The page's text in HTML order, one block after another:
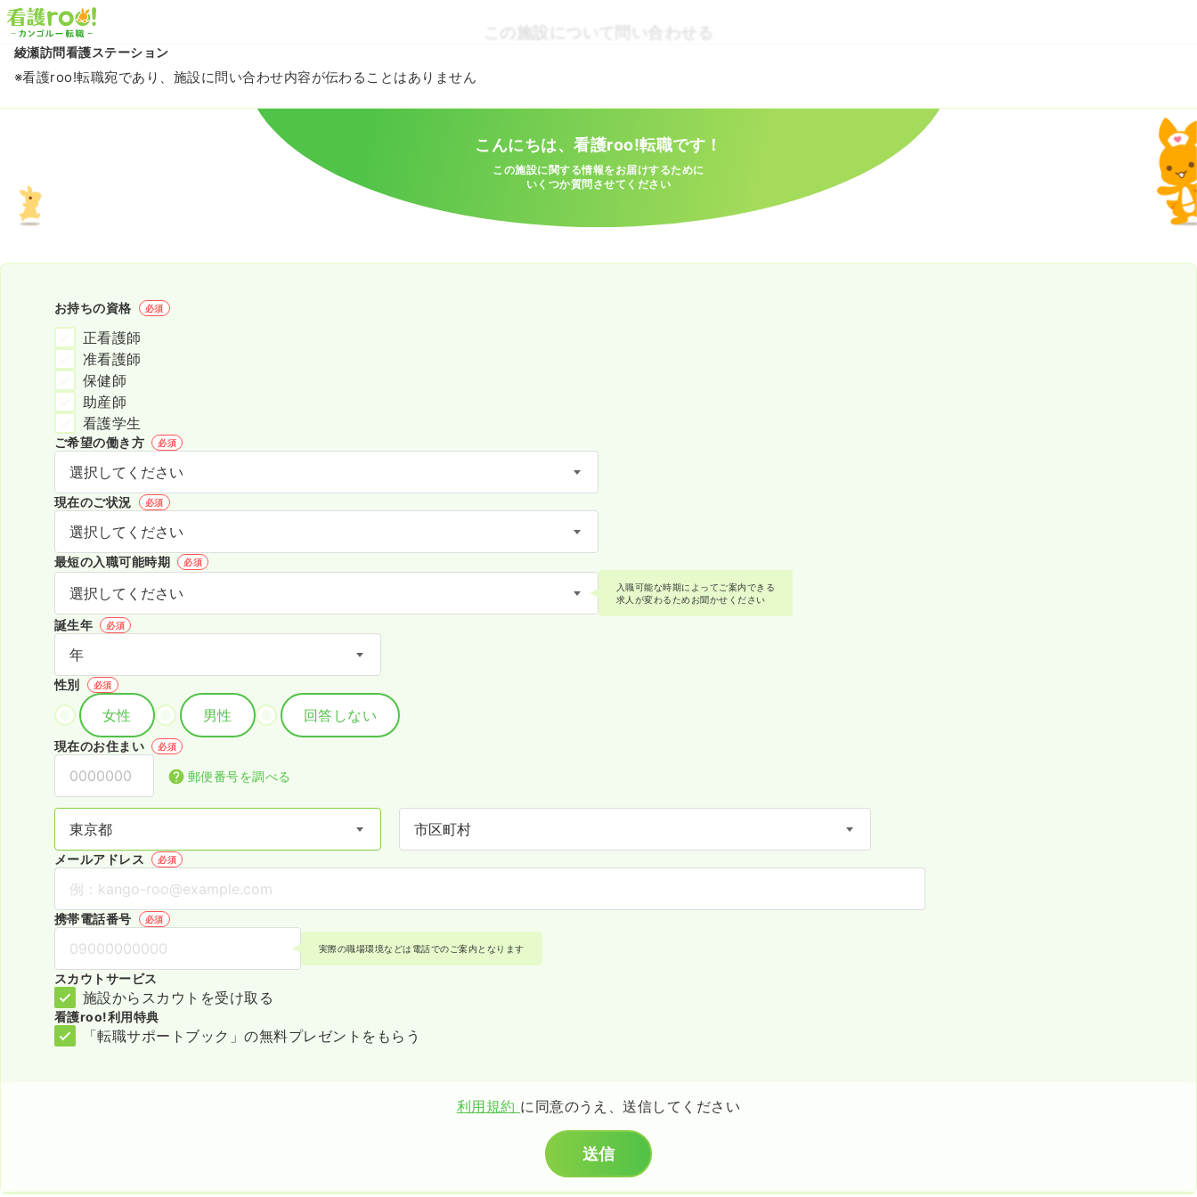
この施設について問い合わせる
綾瀬訪問看護ステーション
※看護roo!転職宛であり、施設に問い合わせ内容が伝わることはありません
こんにちは、看護roo!転職です！
この施設に関する情報をお届けするために
いくつか質問させてください
お持ちの資格 必須
正看護師
准看護師
保健師
助産師
看護学生
ご希望の働き方 必須
現在のご状況 必須
最短の入職可能時期 必須
入職可能な時期によってご案内できる
求人が変わるためお聞かせください
誕生年 必須
性別 必須
女性 男性 回答しない
現在のお住まい 必須
郵便番号を調べる
メールアドレス 必須
携帯電話番号 必須
実際の職場環境などは電話でのご案内となります
スカウトサービス
施設からスカウトを受け取る
看護roo!利用特典
「転職サポートブック」の無料プレゼントをもらう
利用規約 に同意のうえ、送信してください
送信